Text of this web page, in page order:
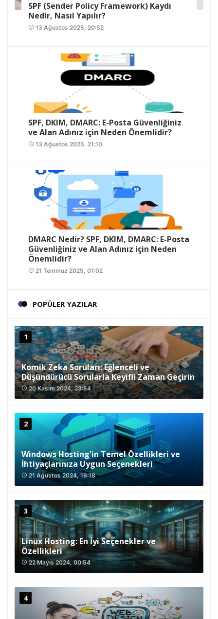
SPF (Sender Policy Framework) Kaydı
Nedir, Nasıl Yapılır?
access_time 13 Ağustos 2025, 20:52
SPF, DKIM, DMARC: E-Posta Güvenliğiniz
ve Alan Adınız için Neden Önemlidir?
access_time 13 Ağustos 2025, 21:10
DMARC Nedir? SPF, DKIM, DMARC: E-Posta
Güvenliğiniz ve Alan Adınız için Neden
Önemlidir?
access_time 21 Temmuz 2025, 01:02
POPÜLER YAZILAR
Komik Zeka Soruları: Eğlenceli ve
Düşündürücü Sorularla Keyifli Zaman Geçirin
access_time20 Kasım 2024, 23:54
Windows Hosting'in Temel Özellikleri ve
İhtiyaçlarınıza Uygun Seçenekleri
access_time 21 Ağustos 2024, 16:18
Linux Hosting: En İyi Seçenekler ve
Özellikleri
access_time 22 Mayıs 2024, 00:54